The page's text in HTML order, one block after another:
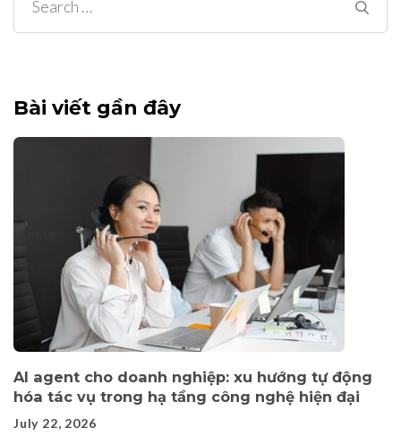
Search
for:
Bài viết gần đây
AI agent cho doanh nghiệp: xu hướng tự động
hóa tác vụ trong hạ tầng công nghệ hiện đại
July 22, 2026